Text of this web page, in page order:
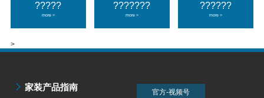
>
?????
more >
???????
more >
??????
more >
家装产品指南 官方-微信公众号
官方-视频号